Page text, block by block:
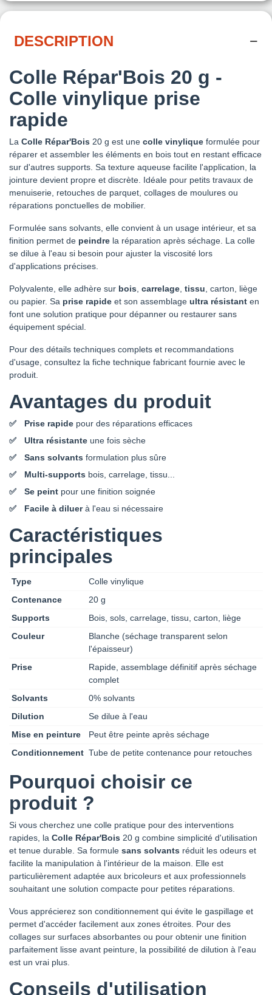
DESCRIPTION
Colle Répar'Bois 20 g -
Colle vinylique prise
rapide
La Colle Répar'Bois 20 g est une colle vinylique formulée pour
réparer et assembler les éléments en bois tout en restant efficace
sur d'autres supports. Sa texture aqueuse facilite l'application, la
jointure devient propre et discrète. Idéale pour petits travaux de
menuiserie, retouches de parquet, collages de moulures ou
réparations ponctuelles de mobilier.
Formulée sans solvants, elle convient à un usage intérieur, et sa
finition permet de peindre la réparation après séchage. La colle
se dilue à l'eau si besoin pour ajuster la viscosité lors
d'applications précises.
Polyvalente, elle adhère sur bois carrelage tissu , carton, liège
ou papier. Sa prise rapide et son assemblage ultra résistant en
font une solution pratique pour dépanner ou restaurer sans
équipement spécial.
Pour des détails techniques complets et recommandations
d'usage, consultez la fiche technique fabricant fournie avec le
produit.
Avantages du produit
Prise rapide pour des réparations efficaces
Ultra résistante une fois sèche
Sans solvants formulation plus sûre
Multi-supports bois, carrelage, tissu...
Se peint pour une finition soignée
Facile à diluerà l'eau si nécessaire
Caractéristiques
principales
Type
Colle vinylique
Contenance
20 g
Supports
Bois, sols, carrelage, tissu, carton, liège
Couleur
Blanche (séchage transparent selon
l'épaisseur)
Prise
Rapide, assemblage définitif après séchage
complet
Solvants
0% solvants
Dilution
Se dilue à l'eau
Mise en peinture
Peut être peinte après séchage
Conditionnement Tube de petite contenance pour retouches
Pourquoi choisir ce
produit ?
Si vous cherchez une colle pratique pour des interventions
rapides, la Colle Répar'Bois 20 g combine simplicité d'utilisation
et tenue durable. Sa formule sans solvants réduit les odeurs et
facilite la manipulation à l'intérieur de la maison. Elle est
particulièrement adaptée aux bricoleurs et aux professionnels
souhaitant une solution compacte pour petites réparations.
Vous apprécierez son conditionnement qui évite le gaspillage et
permet d'accéder facilement aux zones étroites. Pour des
collages sur surfaces absorbantes ou pour obtenir une finition
parfaitement lisse avant peinture, la possibilité de dilution à l'eau
est un vrai plus.
Conseils d'utilisation